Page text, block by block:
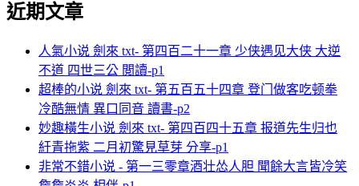
近期文章
人氣小说 劍來 txt- 第四百二十一章 少侠遇见大侠 大逆
不道 四世三公 閲讀-p1
超棒的小说 劍來 txt- 第五百五十四章 登门做客吃顿拳
冷酷無情 異口同音 讀書-p2
妙趣橫生小说 劍來 txt- 第四百四十五章 报道先生归也
紆青拖紫 二月初驚見草芽 分享-p1
非常不錯小说 - 第一三零章酒壮怂人胆 聞餘大言皆冷笑